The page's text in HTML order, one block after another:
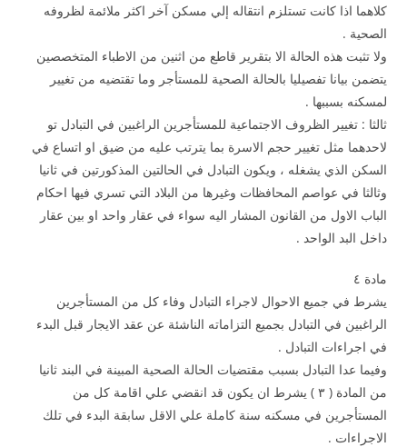
كلاهما اذا كانت تستلزم انتقاله إلي مسكن آخر اكثر ملائمة لظروفه
الصحية .
ولا تثبت هذه الحالة الا بتقرير قاطع من اثنين من الاطباء المتخصصين
يتضمن بيانا تفصيليا بالحالة الصحية للمستأجر وما تقتضيه من تغيير
لمسكنه بسببها .
ثالثا : تغيير الظروف الاجتماعية للمستأجرين الراغبين في التبادل تو
لاحدهما مثل تغيير حجم الاسرة بما يترتب عليه من ضيق او اتساع في
السكن الذي يشغله ، ويكون التبادل في الحالتين المذكورتين في ثانيا
وثالثا في عواصم المحافظات وغيرها من البلاد التي تسري فيها احكام
الباب الاول من القانون المشار اليه سواء في عقار واحد او بين عقار
داخل البد الواحد .
مادة ٤
يشرط في جميع الاحوال لاجراء التبادل وفاء كل من المستأجرين
الراغبين في التبادل بجميع التزاماته الناشئة عن عقد الايجار قبل البدء
في اجراءات التبادل .
وفيما عدا التبادل بسبب مقتضيات الحالة الصحية المبينة في البند ثانيا
من المادة ( ۳ ) يشرط ان يكون قد انقضي علي اقامة كل من
المستأجرين في مسكنه سنة كاملة علي الاقل سابقة البدء في تلك
الاجراءات .